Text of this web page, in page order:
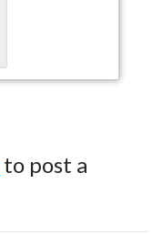
to post a